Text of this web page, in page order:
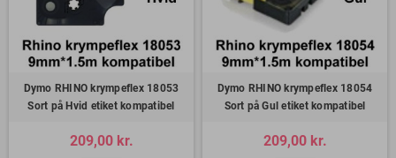
Dymo RHINO krympeflex 18053
Sort på Hvid etiket kompatibel
209,00 kr.
Dymo RHINO krympeflex 18054
Sort på Gul etiket kompatibel
209,00 kr.